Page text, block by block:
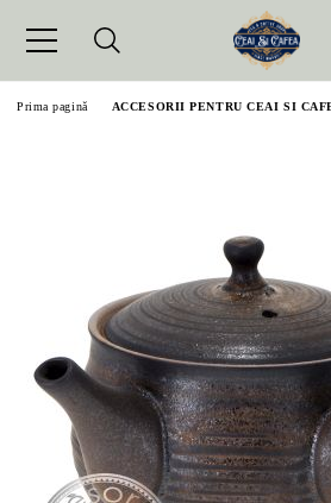
Prima pagină ACCESORII PENTRU CEAI SI